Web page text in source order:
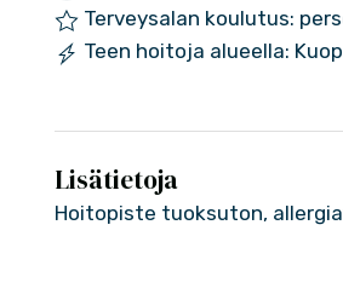
Terveysalan koulutus:
Teen hoitoja alueella:
Lisätietoja
Hoitopiste tuoksuton,